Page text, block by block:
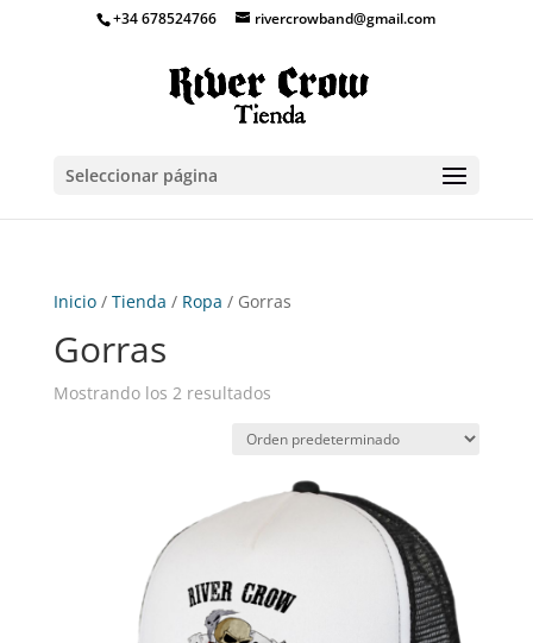
+34 678524766 rivercrowband@gmail.com
Seleccionar página
Inicio/ Tienda / Ropa / Gorras
Gorras
Mostrando los 2 resultados